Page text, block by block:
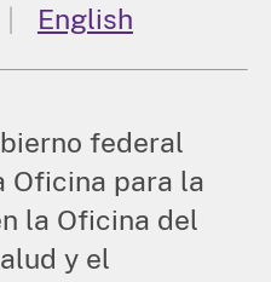
English
federal
Oficina para la
la Oficina del
y el